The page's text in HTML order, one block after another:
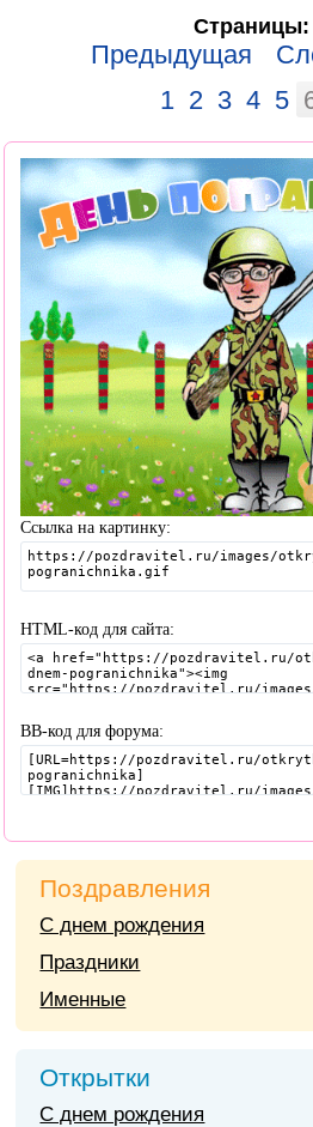
Страницы:
Предыдущая
1 2 3 4 5
Ссылка на картинку:
HTML-код для сайта:
BB-код для форума:
Поздравления
С днем рождения
Праздники
Именные
Открытки
С днем рождения